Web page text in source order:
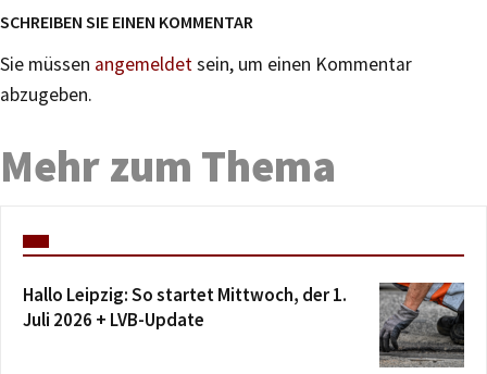
SCHREIBEN SIE EINEN KOMMENTAR
Sie müssen angemeldetsein, um einen Kommentar
abzugeben.
Mehr zum Thema
Hallo Leipzig: So startet Mittwoch, der 1.
Juli 2026 + LVB-Update